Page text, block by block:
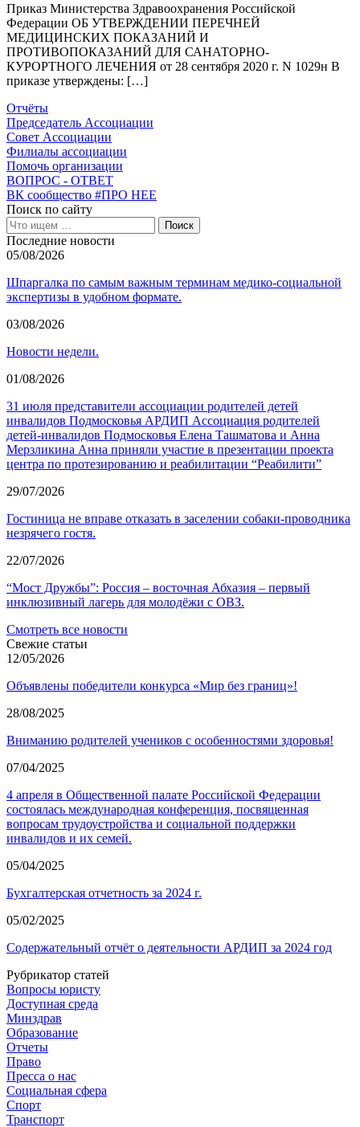
Приказ Министерства Здравоохранения Российской
Федерации ОБ УТВЕРЖДЕНИИ ПЕРЕЧНЕЙ
МЕДИЦИНСКИХ ПОКАЗАНИЙ И
ПРОТИВОПОКАЗАНИЙ ДЛЯ САНАТОРНО-
КУРОРТНОГО ЛЕЧЕНИЯ от 28 сентября 2020 г. N 1029н В
приказе утверждены: […]
Отчёты
Председатель Ассоциации
Совет Ассоциации
Филиалы ассоциации
Помочь организации
ВОПРОС - ОТВЕТ
ВК сообщество #ПРО НЕЕ
Поиск по сайту
Последние новости
05/08/2026
Шпаргалка по самым важным терминам медико-социальной
экспертизы в удобном формате.
03/08/2026
Новости недели.
01/08/2026
31 июля представители ассоциации родителей детей
инвалидов Подмосковья АРДИП Ассоциация родителей
детей-инвалидов Подмосковья Елена Ташматова и Анна
Мерзликина Анна приняли участие в презентации проекта
центра по протезированию и реабилитации “Реабилити”
29/07/2026
Гостиница не вправе отказать в заселении собаки-проводника
незрячего гостя.
22/07/2026
“Мост Дружбы”: Россия – восточная Абхазия – первый
инклюзивный лагерь для молодёжи с ОВЗ.
Смотреть все новости
Свежие статьи
12/05/2026
Объявлены победители конкурса «Мир без границ»!
28/08/2025
Вниманию родителей учеников с особенностями здоровья!
07/04/2025
4 апреля в Общественной палате Российской Федерации
состоялась международная конференция, посвященная
вопросам трудоустройства и социальной поддержки
инвалидов и их семей.
05/04/2025
Бухгалтерская отчетность за 2024 г.
05/02/2025
Содержательный отчёт о деятельности АРДИП за 2024 год
Рубрикатор статей
Вопросы юристу
Доступная среда
Минздрав
Образование
Отчеты
Право
Пресса о нас
Социальная сфера
Спорт
Транспорт